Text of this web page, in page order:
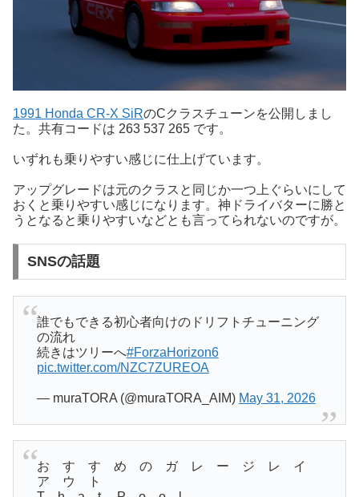
1991 Honda CR-X SiRのCクラスチューンを公開しまし
た。共有コードは 263 537 265 です。
いずれも乗りやすい感じに仕上げています。
アップグレードは元のクラスと同じか一つ上ぐらいにして
おくと乗りやすい感じになります。神ドライバターに勝と
うとなると乗りやすいなどとも言ってられないのですが。
SNSの話題
誰でもできる初心者向けのドリフトチューニング
の流れ
続きはツリーへ#ForzaHorizon6
pic.twitter.com/NZC7ZUREOA
— muraTORA (@muraTORA_AIM) May 31, 2026
お す す め の ガ レ ー ジ レ イ
ア ウ ト